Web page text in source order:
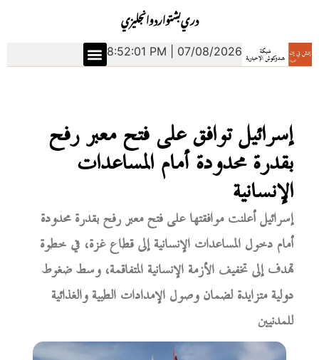
انجليزياردوبشتودري
8:52:02 PM | 07/08/2026
إسرائيل توافق على فتح معبر رفح
بقدرة محدودة أمام المساعدات
الإنسانية
إسرائيل أعلنت موافقتها على فتح معبر رفح بقدرة محدودة
أمام دخول المساعدات الإنسانية إلى قطاع غزة، في خطوة
تهدف إلى تخفيف الأزمة الإنسانية المتفاقمة، وسط ضغوط
دولية متزايدة لضمان وصول الإمدادات الطبية والغذائية
للمدنيين